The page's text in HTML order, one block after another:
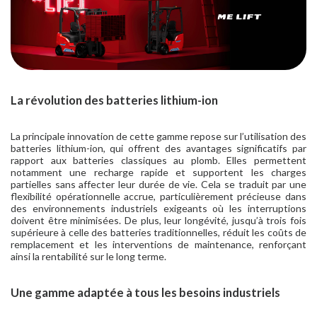
La révolution des batteries lithium-ion
La principale innovation de cette gamme repose sur l’utilisation des
batteries lithium-ion, qui offrent des avantages significatifs par
rapport aux batteries classiques au plomb. Elles permettent
notamment une recharge rapide et supportent les charges
partielles sans affecter leur durée de vie. Cela se traduit par une
flexibilité opérationnelle accrue, particulièrement précieuse dans
des environnements industriels exigeants où les interruptions
doivent être minimisées. De plus, leur longévité, jusqu’à trois fois
supérieure à celle des batteries traditionnelles, réduit les coûts de
remplacement et les interventions de maintenance, renforçant
ainsi la rentabilité sur le long terme.
Une gamme adaptée à tous les besoins industriels